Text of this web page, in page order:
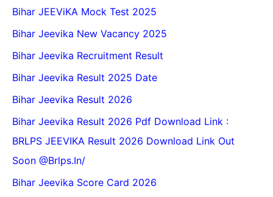
Bihar JEEViKA Mock Test 2025
Bihar Jeevika New Vacancy 2025
Bihar Jeevika Recruitment Result
Bihar Jeevika Result 2025 Date
Bihar Jeevika Result 2026
Bihar Jeevika Result 2026 Pdf Download Link :
BRLPS JEEVIKA Result 2026 Download Link Out
Soon @Brlps.in/
Bihar Jeevika Score Card 2026